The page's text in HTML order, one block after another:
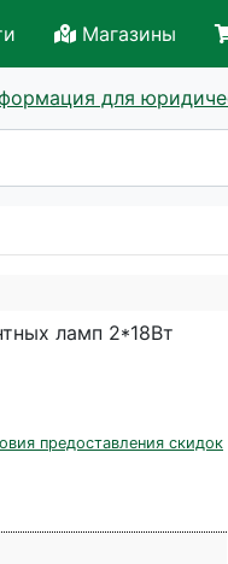
Магазины
для
ламп 2*18Вт
предоставления скидок